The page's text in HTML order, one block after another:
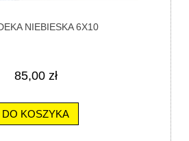
NIEBIESKA 6X10
85,00 zł
DO KOSZYKA